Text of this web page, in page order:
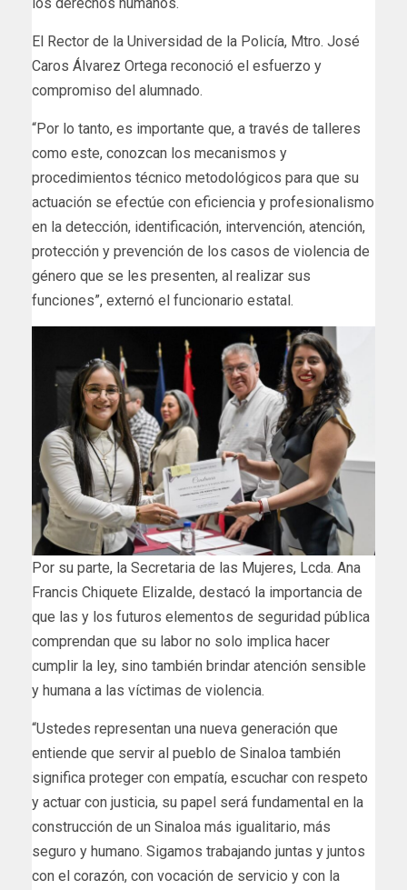
El Rector de la Universidad de la Policía, Mtro. José
Caros Álvarez Ortega reconoció el esfuerzo y
compromiso del alumnado.
“Por lo tanto, es importante que, a través de talleres
como este, conozcan los mecanismos y
procedimientos técnico metodológicos para que su
actuación se efectúe con eficiencia y profesionalismo
en la detección, identificación, intervención, atención,
protección y prevención de los casos de violencia de
género que se les presenten, al realizar sus
funciones”, externó el funcionario estatal.
Por su parte, la Secretaria de las Mujeres, Lcda. Ana
Francis Chiquete Elizalde, destacó la importancia de
que las y los futuros elementos de seguridad pública
comprendan que su labor no solo implica hacer
cumplir la ley, sino también brindar atención sensible
y humana a las víctimas de violencia.
“Ustedes representan una nueva generación que
entiende que servir al pueblo de Sinaloa también
significa proteger con empatía, escuchar con respeto
y actuar con justicia, su papel será fundamental en la
construcción de un Sinaloa más igualitario, más
seguro y humano. Sigamos trabajando juntas y juntos
con el corazón, con vocación de servicio y con la